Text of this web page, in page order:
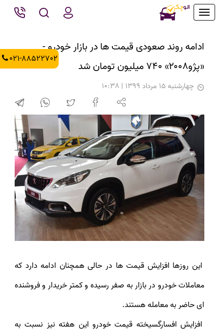
Toggle
021-88522702
ادامه روند صعودی قیمت ها در بازار خودرو -
«پژو۲۰۰۸» ۷۴۰ میلیون تومان شد
چهارشنبه 15 مرداد 1399 | 10:38
این روزها افزایش قیمت ها در حالی همچنان ادامه دارد که
معاملات خودرو در بازار به صفر رسیده و کمتر خریدار و فروشنده
ای حاضر به معامله هستند.
افزایش افسارگسیخته قیمت خودرو این هفته نیز نسبت به